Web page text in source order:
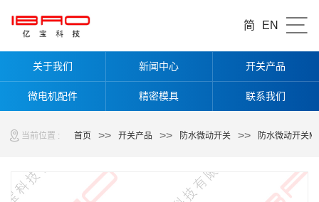
简 EN
关于我们 新闻中心 开关产品
微电机配件 精密模具 联系我们
当前位置 : 首页 >> 开关产品 >> 防水微动开关 >> 防水微动开关